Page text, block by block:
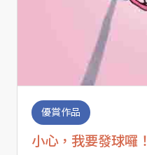
優賞作品
小心，我要發球囉！